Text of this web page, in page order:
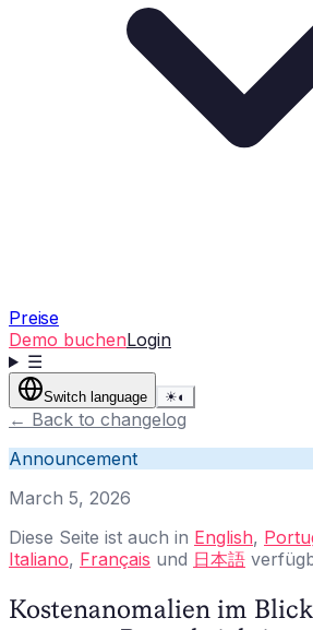
Preise
Demo buchenLogin
☰
Switch language ☀◐
← Back to changelog
Announcement
March 5, 2026
Diese Seite ist auch in English,
Italiano, Français und 日本語
Kostenanomalien im